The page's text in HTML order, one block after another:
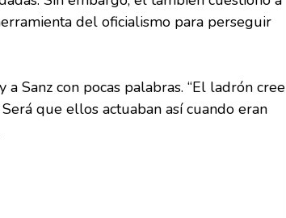
del oficialismo para perseguir
Sanz con pocas palabras. “El ladrón cree
que ellos actuaban así cuando eran